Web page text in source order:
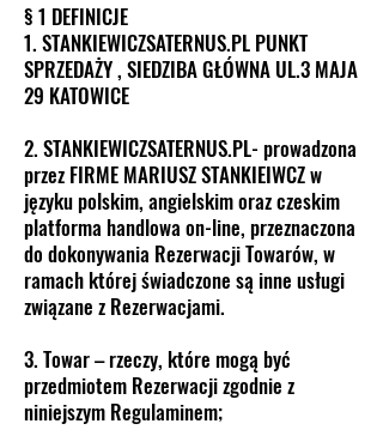
§ 1 DEFINICJE
1. STANKIEWICZSATERNUS.PL PUNKT
SPRZEDAŻY , SIEDZIBA GŁÓWNA UL.3 MAJA
29 KATOWICE
2. STANKIEWICZSATERNUS.PL- prowadzona
przez FIRME MARIUSZ STANKIEIWCZ w
języku polskim, angielskim oraz czeskim
platforma handlowa on-line, przeznaczona
do dokonywania Rezerwacji Towarów, w
ramach której świadczone są inne usługi
związane z Rezerwacjami.
3. Towar – rzeczy, które mogą być
przedmiotem Rezerwacji zgodnie z
niniejszym Regulaminem;